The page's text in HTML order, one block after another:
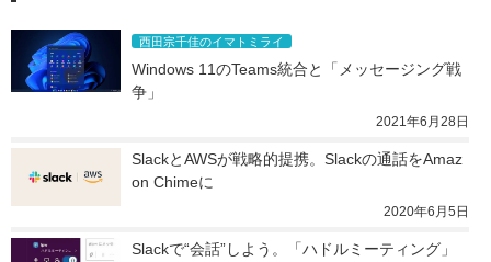
西田宗千佳のイマトミライ
Windows 11のTeams統合と「メッセージング戦
争」
2021年6月28日
SlackとAWSが戦略的提携。Slackの通話をAmaz
on Chimeに
2020年6月5日
Slackで“会話”しよう。「ハドルミーティング」